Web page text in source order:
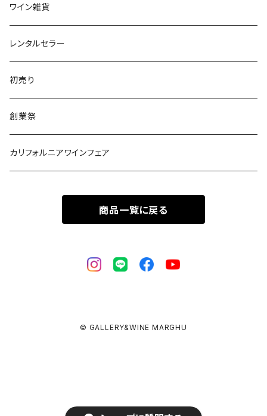
南アフリカ
ポルトガル
ポルトガル
ワイン雑貨
レンタルセラー
初売り
創業祭
カリフォルニアワインフェア
商品一覧に戻る
© GALLERY&WINE MARGHU